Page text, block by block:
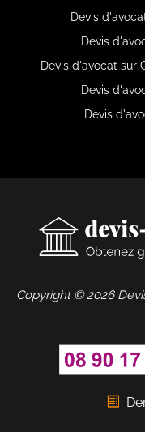
Devis
Devis
Devis d'avocat sur
Devis
Devis
Copyright © 2026